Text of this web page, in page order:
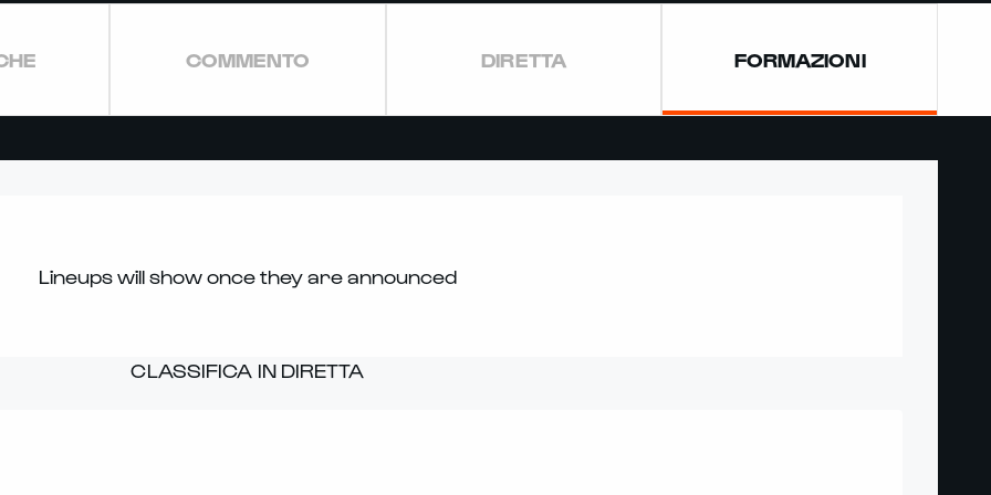
COMMENTO DIRETTA FORMAZIONI
Lineups will show once they are announced
CLASSIFICA IN DIRETTA